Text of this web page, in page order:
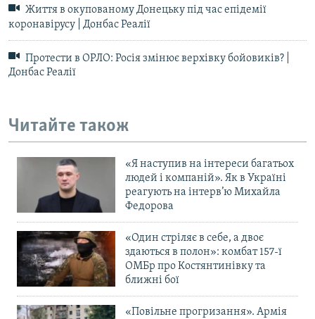
Життя в окупованому Донецьку під час епідемії
коронавірусу | Донбас Реалії
Протести в ОРЛО: Росія змінює верхівку бойовиків? |
Донбас Реалії
Читайте також
«Я наступив на інтереси багатьох
людей і компаній». Як в Україні
реагують на інтерв’ю Михайла
Федорова
«Один стріляє в себе, а двоє
здаються в полон»: комбат 157-ї
ОМБр про Костянтинівку та
ближні бої
«Повільне прогризання». Армія